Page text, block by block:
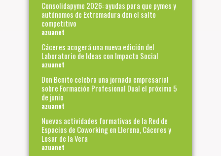
Consolidapyme 2026: ayudas para que pymes y
autónomos de Extremadura den el salto
competitivo
azuanet
Cáceres acogerá una nueva edición del
Laboratorio de Ideas con Impacto Social
azuanet
Don Benito celebra una jornada empresarial
sobre Formación Profesional Dual el próximo 5
de junio
azuanet
Nuevas actividades formativas de la Red de
Espacios de Coworking en Llerena, Cáceres y
Losar de la Vera
azuanet